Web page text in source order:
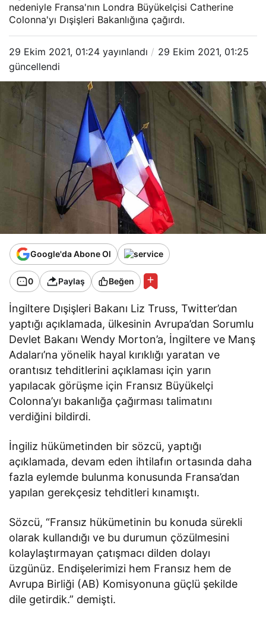
nedeniyle Fransa'nın Londra Büyükelçisi Catherine
Colonna'yı Dışişleri Bakanlığına çağırdı.
29 Ekim 2021, 01:24 yayınlandı
29 Ekim 2021, 01:25
güncellendi
Google'da Abone Ol
0 Paylaş Beğen
İngiltere Dışişleri Bakanı Liz Truss, Twitter’dan
yaptığı açıklamada, ülkesinin Avrupa’dan Sorumlu
Devlet Bakanı Wendy Morton’a, İngiltere ve Manş
Adaları’na yönelik hayal kırıklığı yaratan ve
orantısız tehditlerini açıklaması için yarın
yapılacak görüşme için Fransız Büyükelçi
Colonna’yı bakanlığa çağırması talimatını
verdiğini bildirdi.
İngiliz hükümetinden bir sözcü, yaptığı
açıklamada, devam eden ihtilafın ortasında daha
fazla eylemde bulunma konusunda Fransa’dan
yapılan gerekçesiz tehditleri kınamıştı.
Sözcü, “Fransız hükümetinin bu konuda sürekli
olarak kullandığı ve bu durumun çözülmesini
kolaylaştırmayan çatışmacı dilden dolayı
üzgünüz. Endişelerimizi hem Fransız hem de
Avrupa Birliği (AB) Komisyonuna güçlü şekilde
dile getirdik.” demişti.